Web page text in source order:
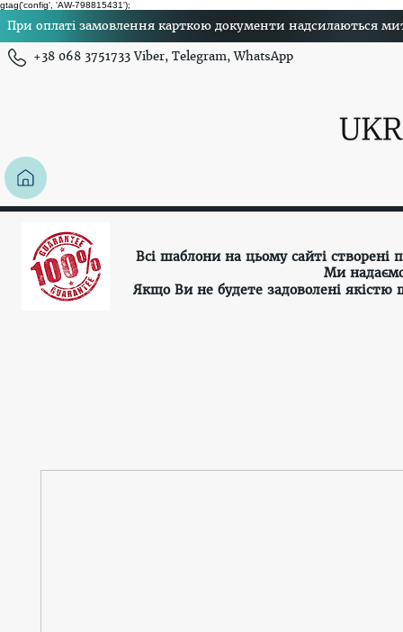
gtag('config', 'AW-798815431');
При оплаті замовлення карткою документи надсилаються
+38 068 3751733 Viber, Telegram, WhatsApp
Всі шаблони на цьому сайті
Ми
Якщо Ви не будете задоволені